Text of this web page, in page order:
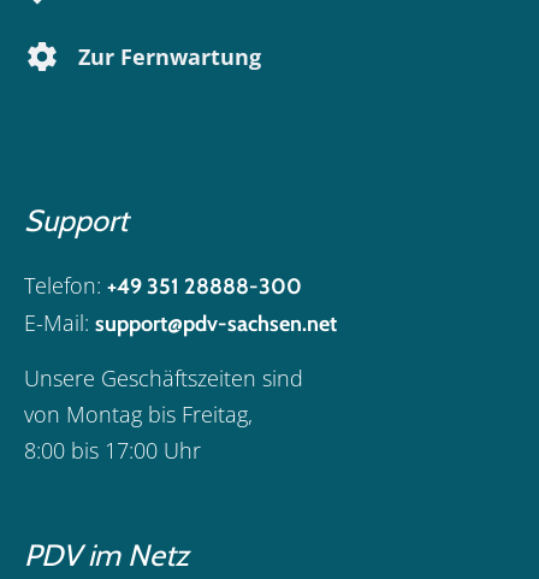
Zur Fernwartung
Support
Telefon: +49 351 28888-300
E-Mail: support@pdv-sachsen.net
Unsere Geschäftszeiten sind
von Montag bis Freitag,
8:00 bis 17:00 Uhr
PDV im Netz